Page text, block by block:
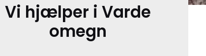
Vi hjælper i Varde
omegn